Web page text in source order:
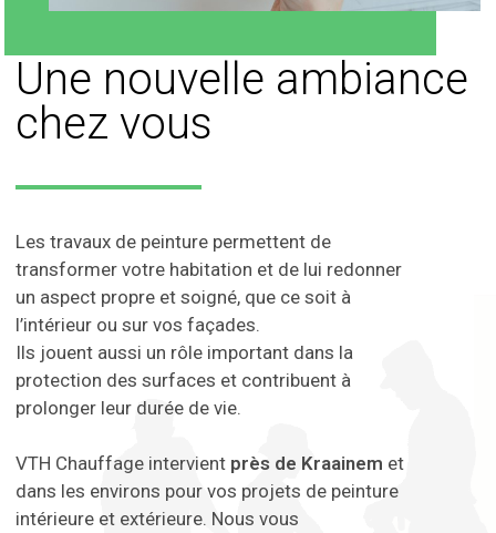
Une nouvelle ambiance
chez vous
Les travaux de peinture permettent de
transformer votre habitation et de lui redonner
un aspect propre et soigné, que ce soit à
l’intérieur ou sur vos façades.
Ils jouent aussi un rôle important dans la
protection des surfaces et contribuent à
prolonger leur durée de vie.
VTH Chauffage intervient près de Kraainem et
dans les environs pour vos projets de peinture
intérieure et extérieure. Nous vous